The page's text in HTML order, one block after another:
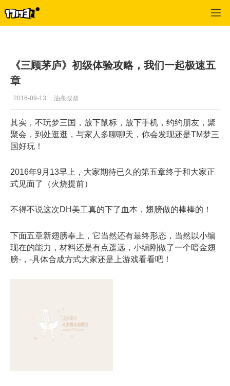
《三顾茅庐》初级体验攻略，我们一起极速五
章
2016-09-13 油条叔叔
其实，不玩梦三国，放下鼠标，放下手机，约约朋友，聚
聚会，到处逛逛，与家人多聊聊天，你会发现还是TM梦三
国好玩！
2016年9月13早上，大家期待已久的第五章终于和大家正
式见面了（火烧提前）
不得不说这次DH美工真的下了血本，翅膀做的棒棒的！
下面五章新翅膀奉上，它当然还有最终形态，当然以小编
现在的能力，材料还是有点遥远，小编刚做了一个暗金翅
膀-，-具体合成方式大家还是上游戏看看吧！